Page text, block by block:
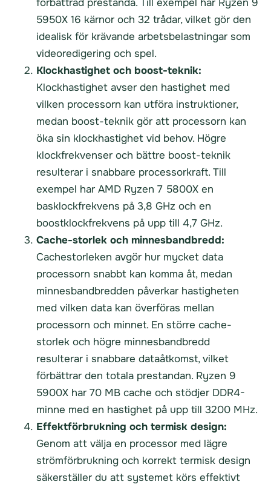
5950X 16 kärnor och 32 trådar, vilket gör den
idealisk för krävande arbetsbelastningar som
videoredigering och spel.
Klockhastighet och boost-teknik:
Klockhastighet avser den hastighet med
vilken processorn kan utföra instruktioner,
medan boost-teknik gör att processorn kan
öka sin klockhastighet vid behov. Högre
klockfrekvenser och bättre boost-teknik
resulterar i snabbare processorkraft. Till
exempel har AMD Ryzen 7 5800X en
basklockfrekvens på 3,8 GHz och en
boostklockfrekvens på upp till 4,7 GHz.
Cache-storlek och minnesbandbredd:
Cachestorleken avgör hur mycket data
processorn snabbt kan komma åt, medan
minnesbandbredden påverkar hastigheten
med vilken data kan överföras mellan
processorn och minnet. En större cache-
storlek och högre minnesbandbredd
resulterar i snabbare dataåtkomst, vilket
förbättrar den totala prestandan. Ryzen 9
5900X har 70 MB cache och stödjer DDR4-
minne med en hastighet på upp till 3200 MHz.
Effektförbrukning och termisk design:
Genom att välja en processor med lägre
strömförbrukning och korrekt termisk design
säkerställer du att systemet körs effektivt